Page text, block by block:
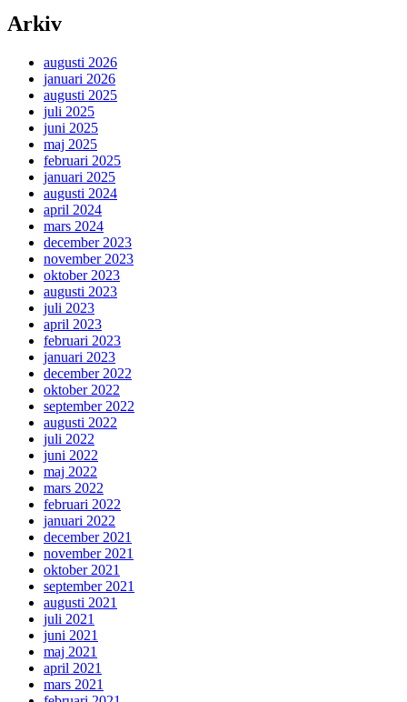
Arkiv
augusti 2026
januari 2026
augusti 2025
juli 2025
juni 2025
maj 2025
februari 2025
januari 2025
augusti 2024
april 2024
mars 2024
december 2023
november 2023
oktober 2023
augusti 2023
juli 2023
april 2023
februari 2023
januari 2023
december 2022
oktober 2022
september 2022
augusti 2022
juli 2022
juni 2022
maj 2022
mars 2022
februari 2022
januari 2022
december 2021
november 2021
oktober 2021
september 2021
augusti 2021
juli 2021
juni 2021
maj 2021
april 2021
mars 2021